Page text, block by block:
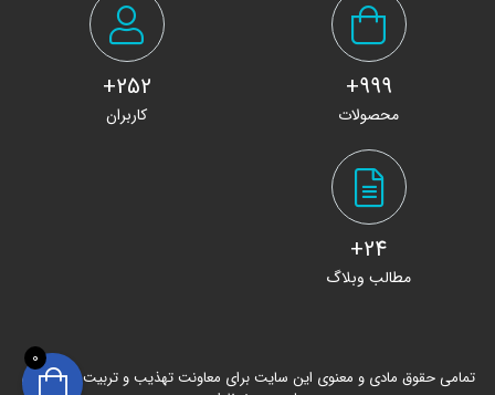
999+
محصولات
252+
کاربران
24+
مطالب وبلاگ
تمامی حقوق مادی و معنوی این سایت برای معاونت تهذیب و تربیت حوزه های
0